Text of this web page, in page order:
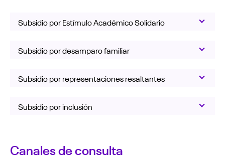
Subsidio por Estímulo Académico Solidario
Subsidio por desamparo familiar
Subsidio por representaciones resaltantes
Subsidio por inclusión
Canales de consulta